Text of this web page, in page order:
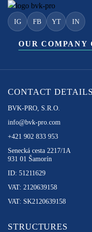
IG FB YT IN
OUR COMPANY
CONTACT DETAILS
BVK-PRO, S.R.O.
info@bvk-pro.com
+421 902 833 953
Senecká cesta 2217/1A
931 01 Šamorín
ID: 51211629
VAT: 2120639158
VAT: SK2120639158
STRUCTURES